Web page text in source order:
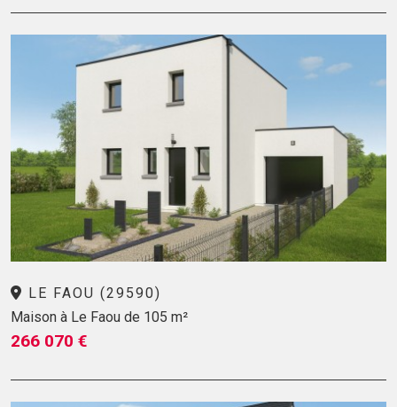
LE FAOU (29590)
Maison à Le Faou de 105 m²
266 070 €